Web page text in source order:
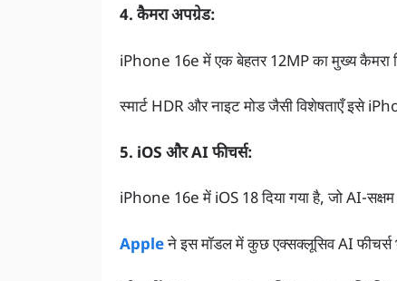
4. कैमरा अपग्रेड:
iPhone 16e में एक बेहतर 12MP का मुख्य कैमरा
स्मार्ट HDR और नाइट मोड जैसी विशेषताएँ इसे
5. iOS और AI फीचर्स:
iPhone 16e में iOS 18 दिया गया है, जो AI-
Appleने इस मॉडल में कुछ एक्सक्लूसिव AI फीचर्स